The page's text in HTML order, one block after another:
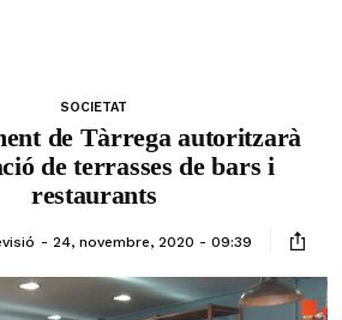
SOCIETAT
de Tàrrega autoritzarà
de terrasses de bars i
restaurants
24, novembre, 2020 - 09:39